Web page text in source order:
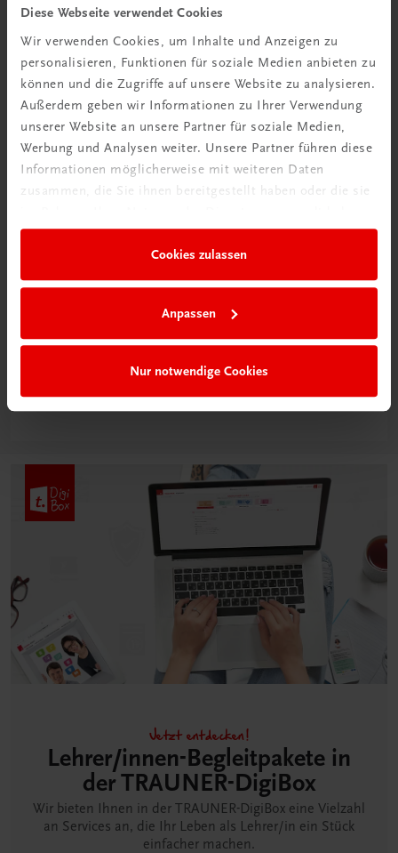
Diese Webseite verwendet Cookies
Wir verwenden Cookies, um Inhalte und Anzeigen zu
personalisieren, Funktionen für soziale Medien anbieten zu
können und die Zugriffe auf unsere Website zu analysieren.
Außerdem geben wir Informationen zu Ihrer Verwendung
unserer Website an unsere Partner für soziale Medien,
Werbung und Analysen weiter. Unsere Partner führen diese
Informationen möglicherweise mit weiteren Daten
zusammen, die Sie ihnen bereitgestellt haben oder die sie
Cookies zulassen
Anpassen
Nur notwendige Cookies
Tipps & Tricks
Mehr dazu
Neu in der DigiBox
Klassenzimmer“
Jetzt entdecken!
Lehrer/innen-Begleitpakete in
der TRAUNER-DigiBox
Wir bieten Ihnen in der TRAUNER-DigiBox eine Vielzahl
an Services an, die Ihr Leben als Lehrer/in ein Stück
einfacher machen.